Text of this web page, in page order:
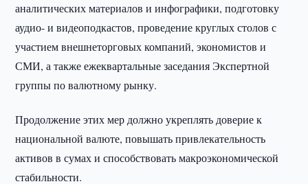
аналитических материалов и инфографики, подготовку
аудио- и видеоподкастов, проведение круглых столов с
участием внешнеторговых компаний, экономистов и
СМИ, а также ежеквартальные заседания Экспертной
группы по валютному рынку.
Продолжение этих мер должно укреплять доверие к
национальной валюте, повышать привлекательность
активов в сумах и способствовать макроэкономической
стабильности.